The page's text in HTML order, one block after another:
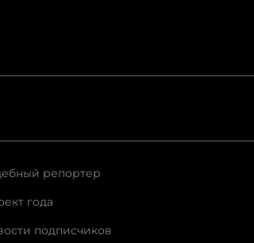
репортер
года
подписчиков